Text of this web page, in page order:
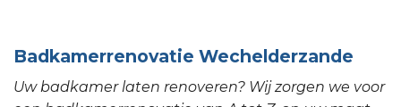
Badkamerrenovatie Wechelderzande
Uw badkamer laten renoveren? Wij zorgen we voor